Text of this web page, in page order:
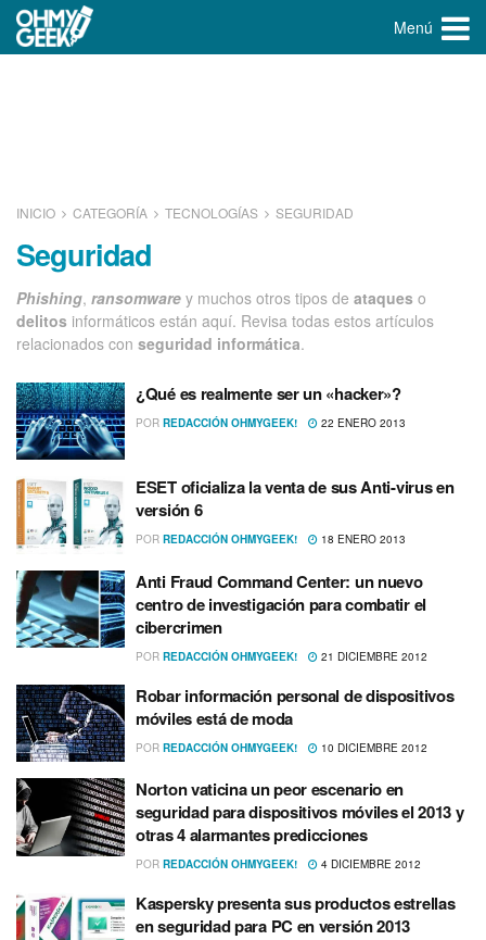
Menú
INICIO CATEGORÍA TECNOLOGÍ­AS SEGURIDAD
Seguridad
Phishing, ransomware y muchos otros tipos de ataques o
delitos informáticos están aquí. Revisa todas estos artículos
relacionados con seguridad informática.
¿Qué es realmente ser un «hacker»?
POR REDACCIÓN OHMYGEEK! 22 ENERO 2013
ESET oficializa la venta de sus Anti-virus en
versión 6
POR REDACCIÓN OHMYGEEK! 18 ENERO 2013
Anti Fraud Command Center: un nuevo
centro de investigación para combatir el
cibercrimen
POR REDACCIÓN OHMYGEEK! 21 DICIEMBRE 2012
Robar información personal de dispositivos
móviles está de moda
POR REDACCIÓN OHMYGEEK! 10 DICIEMBRE 2012
Norton vaticina un peor escenario en
seguridad para dispositivos móviles el 2013 y
otras 4 alarmantes predicciones
POR REDACCIÓN OHMYGEEK! 4 DICIEMBRE 2012
Kaspersky presenta sus productos estrellas
en seguridad para PC en versión 2013